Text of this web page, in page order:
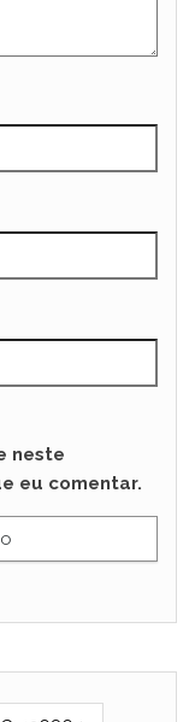
neste
eu comentar.